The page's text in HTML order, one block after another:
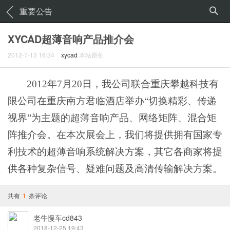
重要公告
XYCAD超薄音响产品推介会
2012-7-13 16:34 xycad 本站原创
2012年7 月 20 日，我公司联合重庆攀越科技有
限公司在重庆南方君临酒店举办“切换精彩、传递
视界”为主题的超薄音响产品、网络矩阵、混合矩
阵推介会。在本次展会上，我们将提供拥有国家专
利技术的超薄音响系统解决方案，其它各商家将提
供各种复杂信号、疑难问题及高清传输解决方案。
共有 1 条评论
老牛慢车cd843
2018-12-25 19:43